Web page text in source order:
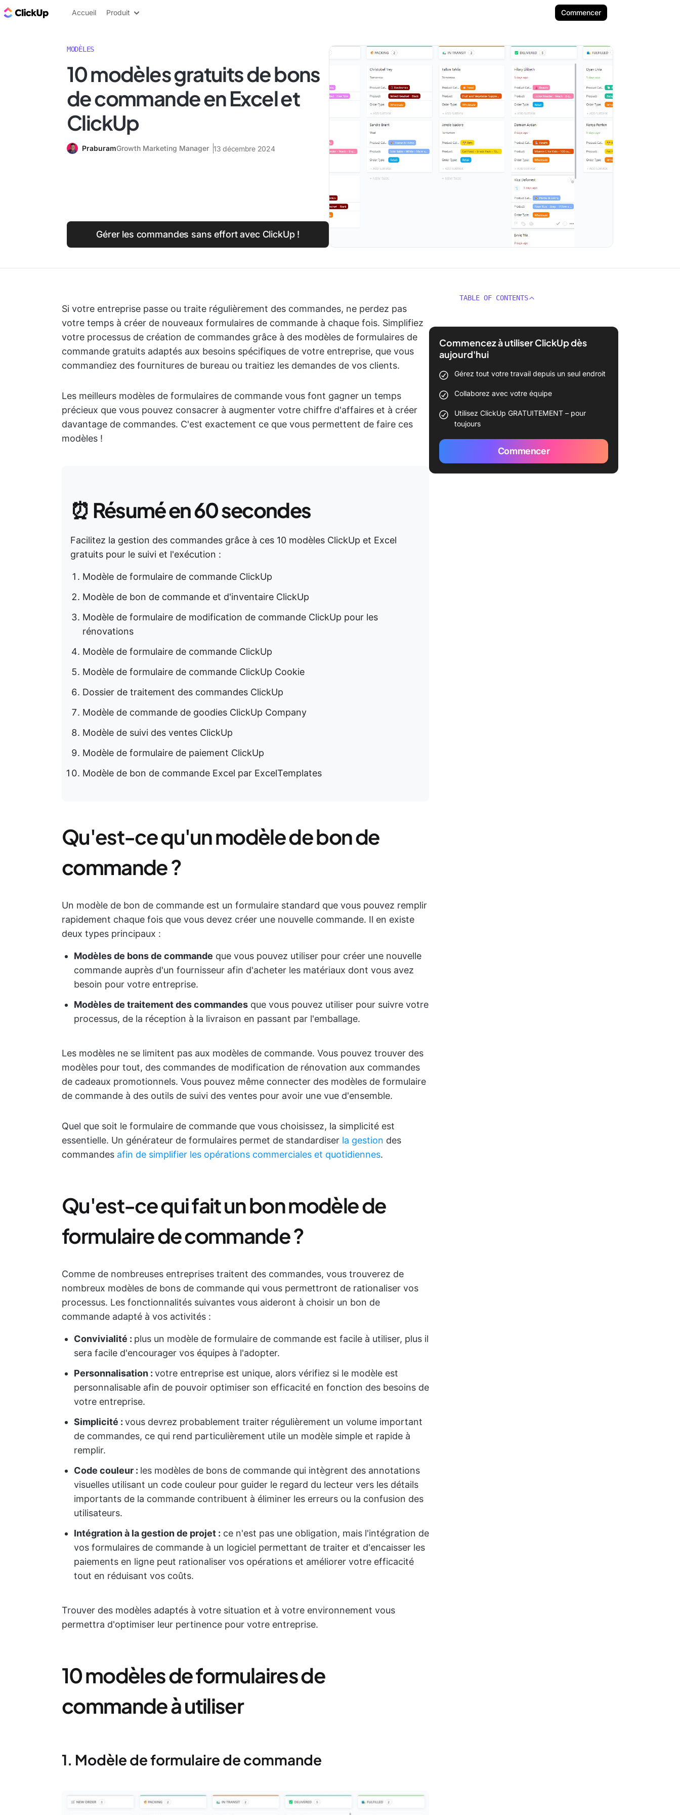
ClickUp Blog
Accueil Produit Commencer
MODÈLES
10 modèles gratuits de bons
de commande en Excel et
ClickUp
PraburamGrowth Marketing Manager 13 décembre 2024
Gérer les commandes sans effort avec ClickUp !
Si votre entreprise passe ou traite régulièrement des commandes, ne perdez pas
votre temps à créer de nouveaux formulaires de commande à chaque fois. Simplifiez
votre processus de création de commandes grâce à des modèles de formulaires de
commande gratuits adaptés aux besoins spécifiques de votre entreprise, que vous
commandiez des fournitures de bureau ou traitiez les demandes de vos clients.
Les meilleurs modèles de formulaires de commande vous font gagner un temps
précieux que vous pouvez consacrer à augmenter votre chiffre d'affaires et à créer
davantage de commandes. C'est exactement ce que vous permettent de faire ces
modèles !
⏰ Résumé en 60 secondes
Facilitez la gestion des commandes grâce à ces 10 modèles ClickUp et Excel
gratuits pour le suivi et l'exécution :
Modèle de formulaire de commande ClickUp
Modèle de bon de commande et d'inventaire ClickUp
Modèle de formulaire de modification de commande ClickUp pour les
rénovations
Modèle de formulaire de commande ClickUp
Modèle de formulaire de commande ClickUp Cookie
Dossier de traitement des commandes ClickUp
Modèle de commande de goodies ClickUp Company
Modèle de suivi des ventes ClickUp
Modèle de formulaire de paiement ClickUp
Modèle de bon de commande Excel par ExcelTemplates
Qu'est-ce qu'un modèle de bon de
commande ?
Un modèle de bon de commande est un formulaire standard que vous pouvez remplir
rapidement chaque fois que vous devez créer une nouvelle commande. Il en existe
deux types principaux :
Modèles de bons de commande que vous pouvez utiliser pour créer une nouvelle
commande auprès d'un fournisseur afin d'acheter les matériaux dont vous avez
besoin pour votre entreprise.
Modèles de traitement des commandes que vous pouvez utiliser pour suivre votre
processus, de la réception à la livraison en passant par l'emballage.
Les modèles ne se limitent pas aux modèles de commande. Vous pouvez trouver des
modèles pour tout, des commandes de modification de rénovation aux commandes
de cadeaux promotionnels. Vous pouvez même connecter des modèles de formulaire
de commande à des outils de suivi des ventes pour avoir une vue d'ensemble.
Quel que soit le formulaire de commande que vous choisissez, la simplicité est
essentielle. Un générateur de formulaires permet de standardiser la gestion des
commandes afin de simplifier les opérations commerciales et quotidiennes.
Qu'est-ce qui fait un bon modèle de
formulaire de commande ?
Comme de nombreuses entreprises traitent des commandes, vous trouverez de
nombreux modèles de bons de commande qui vous permettront de rationaliser vos
processus. Les fonctionnalités suivantes vous aideront à choisir un bon de
commande adapté à vos activités :
Convivialité : plus un modèle de formulaire de commande est facile à utiliser, plus il
sera facile d'encourager vos équipes à l'adopter.
Personnalisation : votre entreprise est unique, alors vérifiez si le modèle est
personnalisable afin de pouvoir optimiser son efficacité en fonction des besoins de
votre entreprise.
Simplicité : vous devrez probablement traiter régulièrement un volume important
de commandes, ce qui rend particulièrement utile un modèle simple et rapide à
remplir.
Code couleur : les modèles de bons de commande qui intègrent des annotations
visuelles utilisant un code couleur pour guider le regard du lecteur vers les détails
importants de la commande contribuent à éliminer les erreurs ou la confusion des
utilisateurs.
Intégration à la gestion de projet : ce n'est pas une obligation, mais l'intégration de
vos formulaires de commande à un logiciel permettant de traiter et d'encaisser les
paiements en ligne peut rationaliser vos opérations et améliorer votre efficacité
tout en réduisant vos coûts.
Trouver des modèles adaptés à votre situation et à votre environnement vous
permettra d'optimiser leur pertinence pour votre entreprise.
10 modèles de formulaires de
commande à utiliser
1. Modèle de formulaire de commande
TABLE OF CONTENTS
Commencez à utiliser ClickUp dès
aujourd'hui
Gérez tout votre travail depuis un seul endroit
Collaborez avec votre équipe
Utilisez ClickUp GRATUITEMENT – pour
toujours
Commencer